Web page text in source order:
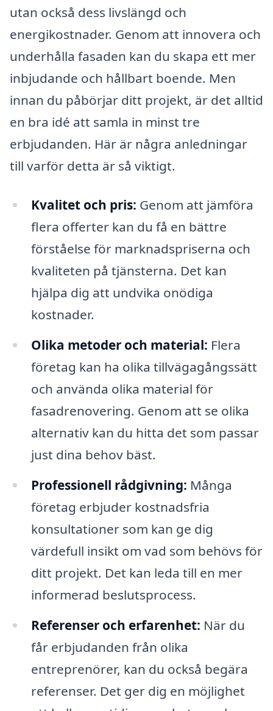
utan också dess livslängd och
energikostnader. Genom att innovera och
underhålla fasaden kan du skapa ett mer
inbjudande och hållbart boende. Men
innan du påbörjar ditt projekt, är det alltid
en bra idé att samla in minst tre
erbjudanden. Här är några anledningar
till varför detta är så viktigt.
Kvalitet och pris: Genom att jämföra
flera offerter kan du få en bättre
förståelse för marknadspriserna och
kvaliteten på tjänsterna. Det kan
hjälpa dig att undvika onödiga
kostnader.
Olika metoder och material: Flera
företag kan ha olika tillvägagångssätt
och använda olika material för
fasadrenovering. Genom att se olika
alternativ kan du hitta det som passar
just dina behov bäst.
Professionell rådgivning: Många
företag erbjuder kostnadsfria
konsultationer som kan ge dig
värdefull insikt om vad som behövs för
ditt projekt. Det kan leda till en mer
informerad beslutsprocess.
Referenser och erfarenhet: När du
får erbjudanden från olika
entreprenörer, kan du också begära
referenser. Det ger dig en möjlighet